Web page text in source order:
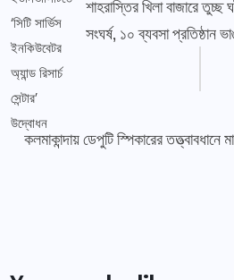
শাহরাস্তির খিলা বাজারে
সংঘর্ষ, ১০ ব্যবসা প্রতিষ্ঠান
কলমাকান্দায় ডেপুটি স্পিকারের তত্ত্বাবধানে